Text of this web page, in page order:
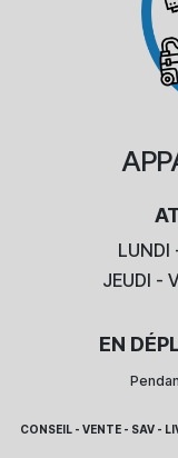
LUNDI
JEUDI -
EN
CONSEIL - VENTE - SAV -